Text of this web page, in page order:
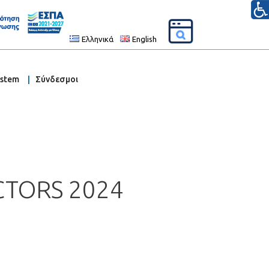
Ελληνικά English
Σύνδεσμοι
2024